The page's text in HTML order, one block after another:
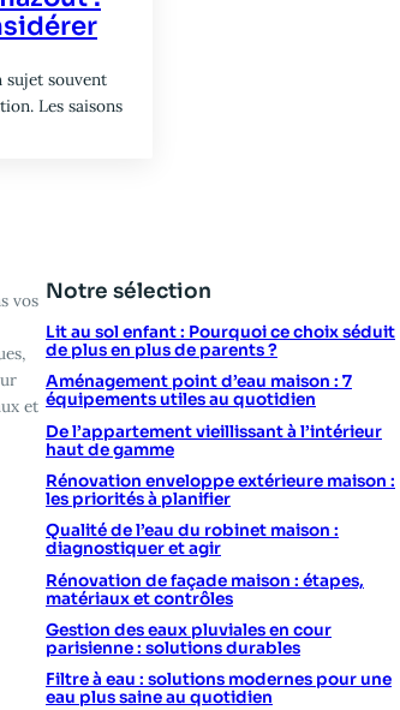
sujet souvent
Les saisons
vos
et
Notre sélection
Lit au sol enfant : Pourquoi ce choix séduit
de plus en plus de parents ?
Aménagement point d’eau maison : 7
équipements utiles au quotidien
De l’appartement vieillissant à l’intérieur
haut de gamme
Rénovation enveloppe extérieure maison :
les priorités à planifier
Qualité de l’eau du robinet maison :
diagnostiquer et agir
Rénovation de façade maison : étapes,
matériaux et contrôles
Gestion des eaux pluviales en cour
parisienne : solutions durables
Filtre à eau : solutions modernes pour une
eau plus saine au quotidien